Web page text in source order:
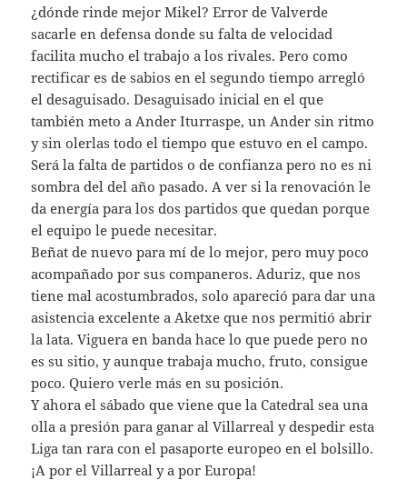
¿dónde rinde mejor Mikel? Error de Valverde
sacarle en defensa donde su falta de velocidad
facilita mucho el trabajo a los rivales. Pero como
rectificar es de sabios en el segundo tiempo arregló
el desaguisado. Desaguisado inicial en el que
también meto a Ander Iturraspe, un Ander sin ritmo
y sin olerlas todo el tiempo que estuvo en el campo.
Será la falta de partidos o de confianza pero no es ni
sombra del del año pasado. A ver si la renovación le
da energía para los dos partidos que quedan porque
el equipo le puede necesitar.
Beñat de nuevo para mí de lo mejor, pero muy poco
acompañado por sus companeros. Aduriz, que nos
tiene mal acostumbrados, solo apareció para dar una
asistencia excelente a Aketxe que nos permitió abrir
la lata. Viguera en banda hace lo que puede pero no
es su sitio, y aunque trabaja mucho, fruto, consigue
poco. Quiero verle más en su posición.
Y ahora el sábado que viene que la Catedral sea una
olla a presión para ganar al Villarreal y despedir esta
Liga tan rara con el pasaporte europeo en el bolsillo.
¡A por el Villarreal y a por Europa!